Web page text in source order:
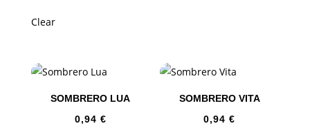
Clear
SOMBRERO LUA
0,94 €
SOMBRERO VITA
0,94€